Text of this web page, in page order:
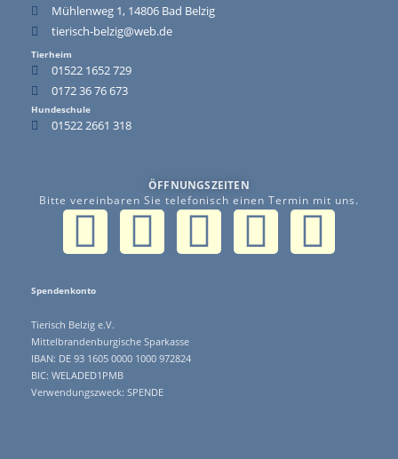
Mühlenweg 1, 14806 Bad Belzig
tierisch-belzig@web.de
Tierheim
01522 1652 729
0172 36 76 673
Hundeschule
01522 2661 318
ÖFFNUNGSZEITEN
Bitte vereinbaren Sie telefonisch einen Termin mit uns.
Spendenkonto
Tierisch Belzig e.V.
Mittelbrandenburgische Sparkasse
IBAN: DE 93 1605 0000 1000 972824
BIC: WELADED1PMB
Verwendungszweck: SPENDE